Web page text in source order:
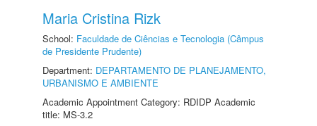
Maria Cristina Rizk
School: Faculdade de Ciências e Tecnologia (Câmpus
de Presidente Prudente)
Department: DEPARTAMENTO DE PLANEJAMENTO,
URBANISMO E AMBIENTE
Academic Appointment Category: RDIDP Academic
title: MS-3.2